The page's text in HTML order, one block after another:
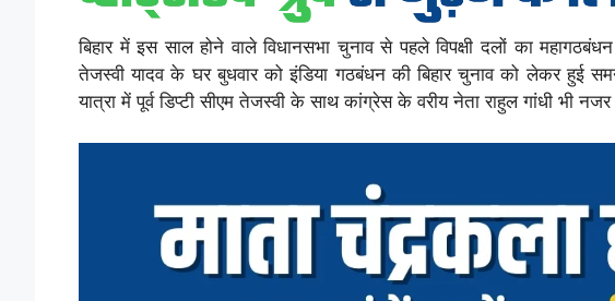
बिहार में इस साल होने वाले विधानसभा चुनाव से पहले विपक्षी दलों का
तेजस्वी यादव के घर बुधवार को इंडिया गठबंधन की बिहार चुनाव को लेकर हुई
यात्रा में पूर्व डिप्टी सीएम तेजस्वी के साथ कांग्रेस के वरीय नेता राहुल गांधी भी